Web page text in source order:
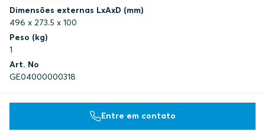
Dimensões externas LxAxD (mm)
496 x 273.5 x 100
Peso (kg)
1
Art. No
GE04000000318
Entre em contato